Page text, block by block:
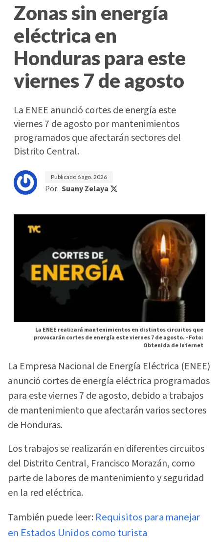
Zonas sin energía
eléctrica en
Honduras para este
viernes 7 de agosto
La ENEE anunció cortes de energía este
viernes 7 de agosto por mantenimientos
programados que afectarán sectores del
Distrito Central.
Publicado 6 ago. 2026
Por: Suany Zelaya
La ENEE realizará mantenimientos en distintos circuitos que
provocarán cortes de energía este viernes 7 de agosto. -Foto:
Obtenida de Internet
La Empresa Nacional de Energía Eléctrica (ENEE)
anunció cortes de energía eléctrica programados
para este viernes 7 de agosto, debido a trabajos
de mantenimiento que afectarán varios sectores
de Honduras.
Los trabajos se realizarán en diferentes circuitos
del Distrito Central, Francisco Morazán, como
parte de labores de mantenimiento y seguridad
en la red eléctrica.
También puede leer: Requisitos para manejar
en Estados Unidos como turista